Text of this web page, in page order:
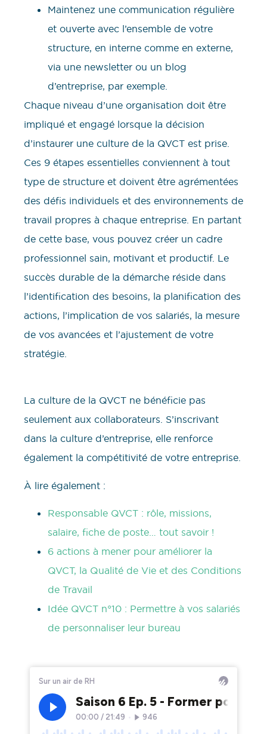
Maintenez une communication régulière
et ouverte avec l’ensemble de votre
structure, en interne comme en externe,
via une newsletter ou un blog
d’entreprise, par exemple.
Chaque niveau d’une organisation doit être
impliqué et engagé lorsque la décision
d’instaurer une culture de la QVCT est prise.
Ces 9 étapes essentielles conviennent à tout
type de structure et doivent être agrémentées
des défis individuels et des environnements de
travail propres à chaque entreprise. En partant
de cette base, vous pouvez créer un cadre
professionnel sain, motivant et productif. Le
succès durable de la démarche réside dans
l’identification des besoins, la planification des
actions, l’implication de vos salariés, la mesure
de vos avancées et l’ajustement de votre
stratégie.
La culture de la QVCT ne bénéficie pas
seulement aux collaborateurs. S’inscrivant
dans la culture d’entreprise, elle renforce
également la compétitivité de votre entreprise.
À lire également :
Responsable QVCT : rôle, missions,
salaire, fiche de poste… tout savoir !
6 actions à mener pour améliorer la
QVCT, la Qualité de Vie et des Conditions
de Travail
Idée QVCT n°10 : Permettre à vos salariés
de personnaliser leur bureau